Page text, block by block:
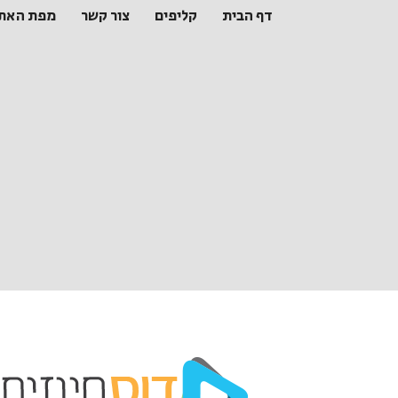
דף הבית קליפים צור קשר מפת